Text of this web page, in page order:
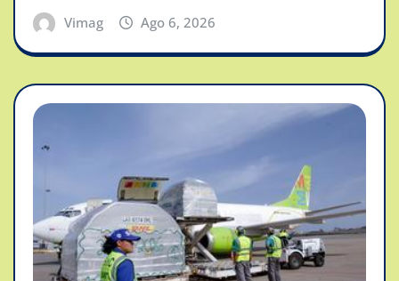
Vimag Ago 6, 2026